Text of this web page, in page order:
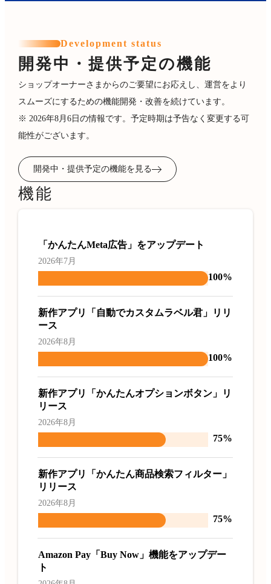
Development status
開発中・提供予定の機能
ショップオーナーさまからのご要望にお応えし、運営をより
スムーズにするための機能開発・改善を続けています。
※ 2026年8月6日の情報です。予定時期は予告なく変更する可
能性がございます。
開発中・提供予定の機能を見る
機能
「かんたんMeta広告」をアップデート
2026年7月
100%
新作アプリ「自動でカスタムラベル君」リリ
ース
2026年8月
100%
新作アプリ「かんたんオプションボタン」リ
リース
2026年8月
75%
新作アプリ「かんたん商品検索フィルター」
リリース
2026年8月
75%
Amazon Pay「Buy Now」機能をアップデー
ト